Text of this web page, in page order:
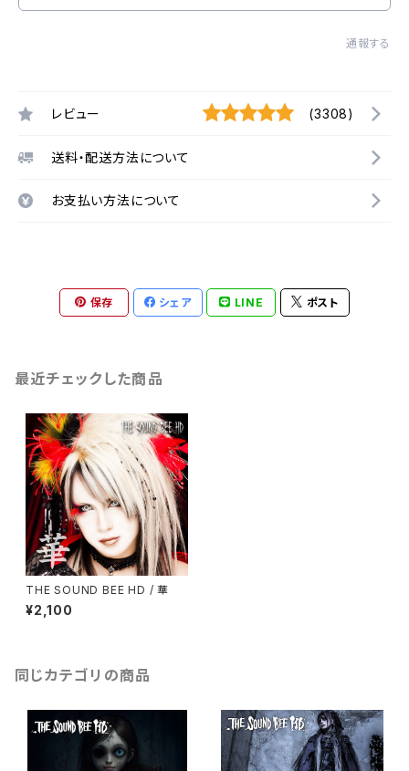
通報する
レビュー (3308)
送料・配送方法について
お支払い方法について
保存 シェア LINE ポスト
最近チェックした商品
THE SOUND BEE HD / 華
¥2,100
同じカテゴリの商品